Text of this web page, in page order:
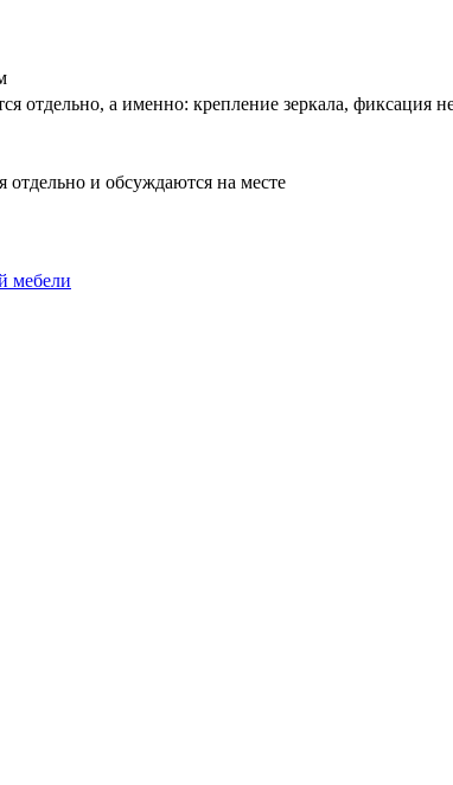
отдельно, а именно: крепление зеркала, фиксация
и обсуждаются на месте